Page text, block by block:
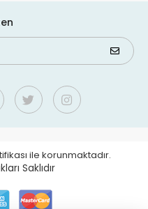
ile korunmaktadır.
Saklıdır